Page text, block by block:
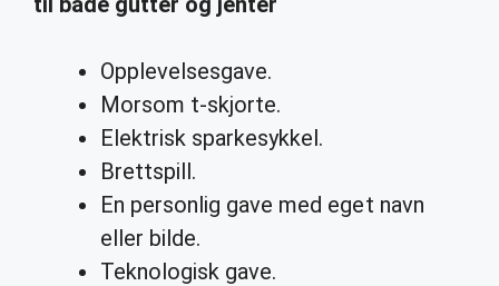
Opplevelsesgave.
Morsom t-skjorte.
Elektrisk sparkesykkel.
Brettspill.
En personlig gave med eget navn
eller bilde.
Teknologisk gave.